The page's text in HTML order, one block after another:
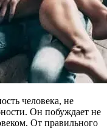
человека, не
Он побуждает не
От правильного